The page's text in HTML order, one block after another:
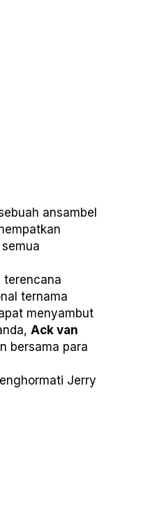
ansambel
terencana
ternama
menyambut
Ack van
bersama para
Jerry